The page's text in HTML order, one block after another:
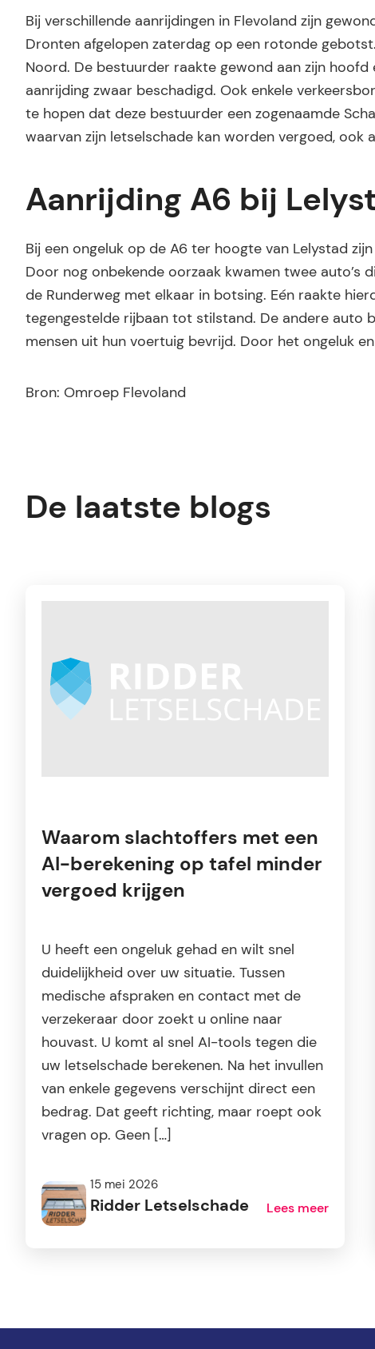
Bij verschillende aanrijdingen in Flevoland zijn
Dronten afgelopen zaterdag op een rotonde
Noord. De bestuurder raakte gewond aan zijn
aanrijding zwaar beschadigd. Ook enkele
te hopen dat deze bestuurder een zogenaamde
waarvan zijn letselschade kan worden vergoed,
Aanrijding A6 bij
Bij een ongeluk op de A6 ter hoogte van Lelystad
Door nog onbekende oorzaak kwamen twee
de Runderweg met elkaar in botsing. Eén raakte
tegengestelde rijbaan tot stilstand. De andere auto
mensen uit hun voertuig bevrijd. Door het ongeluk
Bron: Omroep Flevoland
De laatste blogs
Waarom slachtoffers met een
AI-berekening op tafel minder
vergoed krijgen
U heeft een ongeluk gehad en wilt snel
duidelijkheid over uw situatie. Tussen
medische afspraken en contact met de
verzekeraar door zoekt u online naar
houvast. U komt al snel AI-tools tegen die
uw letselschade berekenen. Na het invullen
van enkele gegevens verschijnt direct een
bedrag. Dat geeft richting, maar roept ook
vragen op. Geen […]
15 mei 2026
Ridder Letselschade Lees meer